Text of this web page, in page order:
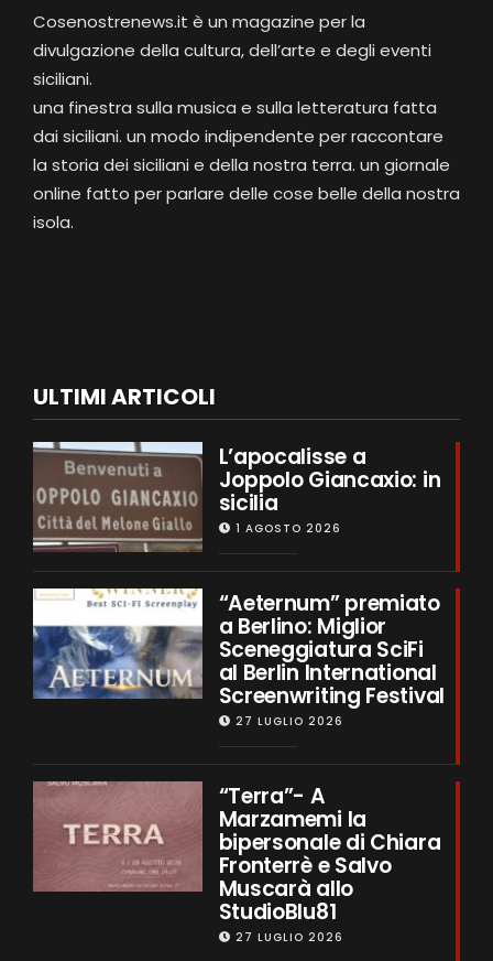
Cosenostrenews.it è un magazine per la
divulgazione della cultura, dell’arte e degli eventi
siciliani.
una finestra sulla musica e sulla letteratura fatta
dai siciliani. un modo indipendente per raccontare
la storia dei siciliani e della nostra terra. un giornale
online fatto per parlare delle cose belle della nostra
isola.
ULTIMI ARTICOLI
L’apocalisse a
Joppolo Giancaxio: in
sicilia
1 AGOSTO 2026
“Aeternum” premiato
a Berlino: Miglior
Sceneggiatura SciFi
al Berlin International
Screenwriting Festival
27 LUGLIO 2026
“Terra”- A
Marzamemi la
bipersonale di Chiara
Fronterrè e Salvo
Muscarà allo
StudioBlu81
27 LUGLIO 2026